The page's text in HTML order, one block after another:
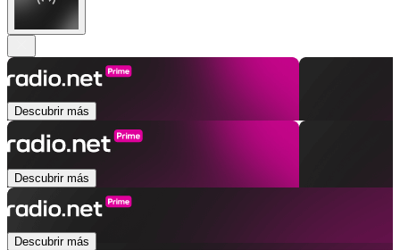
Descubrir más
Descubrir más
Descubrir más